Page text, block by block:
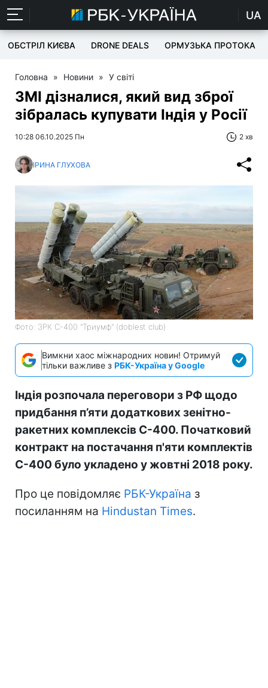
UA
ОБСТРІЛ КИЄВА DRONE DEALS ОРМУЗЬКА ПРОТОКА
Головна » Новини » У світі
ЗМІ дізналися, який вид зброї
зібралась купувати Індія у Росії
10:28 06.10.2025 Пн 2 хв
ІРИНА ГЛУХОВА
Фото: ЗРК С-400 "Триумф" (doblest club)
Вимкни хаос міжнародних новин! Отримуй
тільки важливе з РБК-Україна у Google
Індія розпочала переговори з РФ щодо
придбання п’яти додаткових зенітно-
ракетних комплексів С-400. Початковий
контракт на постачання п'яти комплектів
С-400 було укладено у жовтні 2018 року.
Про це повідомляє РБК-Україна з
посиланням на Hindustan Times.